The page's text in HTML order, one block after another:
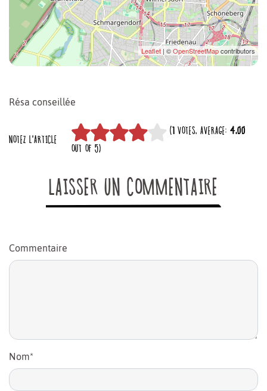
Leaflet | ©OpenStreetMapcontributors
Résa conseillée
NOTEZ L'ARTICLE
(1VOTES, AVERAGE: 4,00
OUT OF 5)
LAISSER UN COMMENTAIRE
Commentaire
Nom*